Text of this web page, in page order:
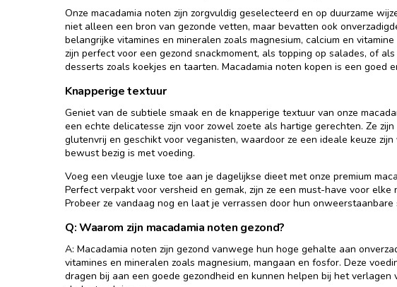
Onze macadamia noten zijn zorgvuldig geselecteerd en op duurzame
niet alleen een bron van gezonde vetten, maar bevatten ook
belangrijke vitamines en mineralen zoals magnesium, calcium en vitamine
zijn perfect voor een gezond snackmoment, als topping op salades, of
desserts zoals koekjes en taarten. Macadamia noten kopen is een goed
Knapperige textuur
Geniet van de subtiele smaak en de knapperige textuur van onze
een echte delicatesse zijn voor zowel zoete als hartige gerechten. Ze zijn
glutenvrij en geschikt voor veganisten, waardoor ze een ideale keuze zijn
bewust bezig is met voeding.
Voeg een vleugje luxe toe aan je dagelijkse dieet met onze premium
Perfect verpakt voor versheid en gemak, zijn ze een must-have voor elke
Probeer ze vandaag nog en laat je verrassen door hun onweerstaanbare
Q: Waarom zijn macadamia noten gezond?
A: Macadamia noten zijn gezond vanwege hun hoge gehalte aan
vitamines en mineralen zoals magnesium, mangaan en fosfor. Deze
dragen bij aan een goede gezondheid en kunnen helpen bij het verlagen